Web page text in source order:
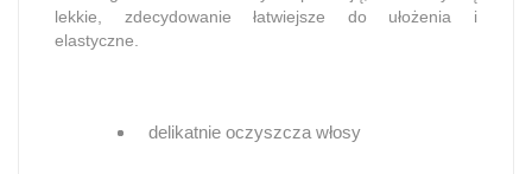
lekkie, zdecydowanie łatwiejsze do ułożenia i
elastyczne.
delikatnie oczyszcza włosy